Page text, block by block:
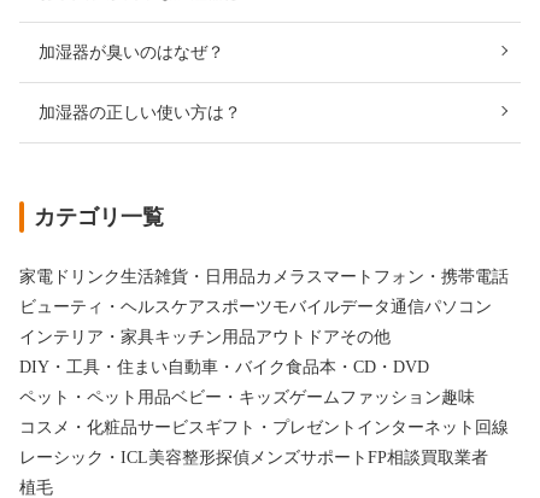
加湿器が臭いのはなぜ？
加湿器の正しい使い方は？
カテゴリ一覧
家電 ドリンク生活雑貨・日用品カメラ スマートフォン・携帯電話
ビューティ・ヘルスケア スポーツモバイルデータ通信パソコン
インテリア・家具キッチン用品アウトドアその他
DIY・工具・住まい自動車・バイク食品本・CD・DVD
ペット・ペット用品ベビー・キッズゲーム ファッション趣味
コスメ・化粧品サービス ギフト・プレゼント インターネット回線
レーシック・ICL美容整形探偵 メンズサポート FP相談買取業者
植毛